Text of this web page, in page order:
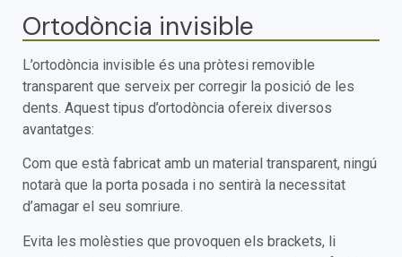
Ortodòncia invisible
L’ortodòncia invisible és una pròtesi removible
transparent que serveix per corregir la posició de les
dents. Aquest tipus d’ortodòncia ofereix diversos
avantatges:
Com que està fabricat amb un material transparent, ningú
notarà que la porta posada i no sentirà la necessitat
d’amagar el seu somriure.
Evita les molèsties que provoquen els brackets, li